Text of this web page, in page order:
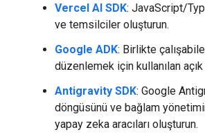
Vercel AI SDK: JavaScript/
ve temsilciler oluşturun.
Google ADK: Birlikte
düzenlemek için kullanılan
Antigravity SDK: Google
döngüsünü ve bağlam
yapay zeka aracıları oluşturun.